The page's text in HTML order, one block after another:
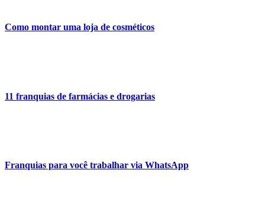
Como montar uma loja de cosméticos
11 franquias de farmácias e drogarias
Franquias para você trabalhar via WhatsApp